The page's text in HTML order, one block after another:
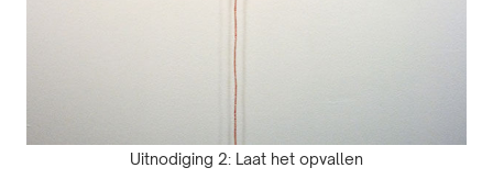
Uitnodiging 2: Laat het opvallen